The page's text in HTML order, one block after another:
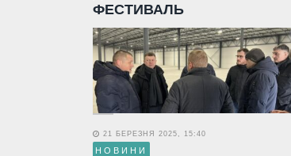
ФЕСТИВАЛЬ
21 БЕРЕЗНЯ 2025, 15:40
НОВИНИ